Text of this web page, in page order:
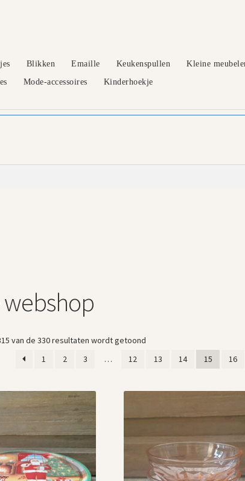
Blikken Emaille Keukenspullen
Kleine
Mode-accessoires
Kinderhoekje
webshop
van de 330 resultaten wordt getoond
1 2 3 … 12 13 14 15 16